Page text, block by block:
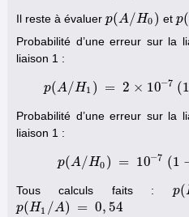
Il reste à évaluer p(A/H0 )
p(A/H0) etp(
p(
Probabilité d’une erreur sur la
liaison 1 :
p(A/H1 ) = 2 × 10−7 (1
p A H1 ) = 2 ×10 7 ( 1
Probabilité d’une erreur sur la
liaison 1 :
p(A/H0 ) = 10−7 (1
p(A/ H0) = 10 − 7 (1
Tous calculs faits : p(
p(
p(H1 /A) = 0, 54
p(H1/ A) = ,54